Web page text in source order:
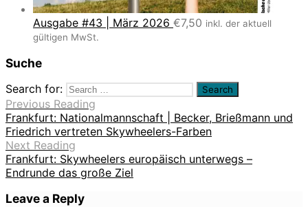
Ausgabe #43 | März 2026 €7,50 inkl. der aktuell
gültigen MwSt.
Suche
Search for:
Previous Reading
Frankfurt: Nationalmannschaft | Becker, Brießmann und
Friedrich vertreten Skywheelers-Farben
Next Reading
Frankfurt: Skywheelers europäisch unterwegs –
Endrunde das große Ziel
Leave a Reply